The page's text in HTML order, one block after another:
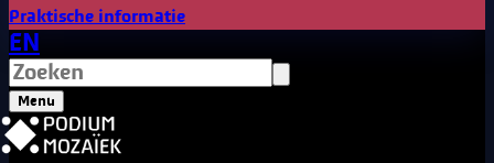
Praktische informatie
EN
Menu